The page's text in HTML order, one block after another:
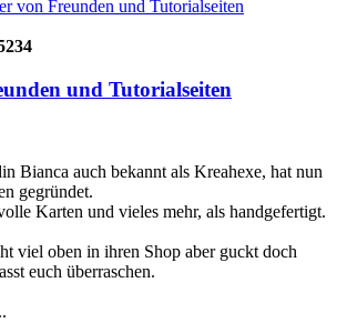
von Freunden und Tutorialseiten
und Tutorialseiten
Bianca auch bekannt als Kreahexe, hat nun
gegründet.
Karten und vieles mehr, als handgefertigt.
viel oben in ihren Shop aber guckt doch
euch überraschen.